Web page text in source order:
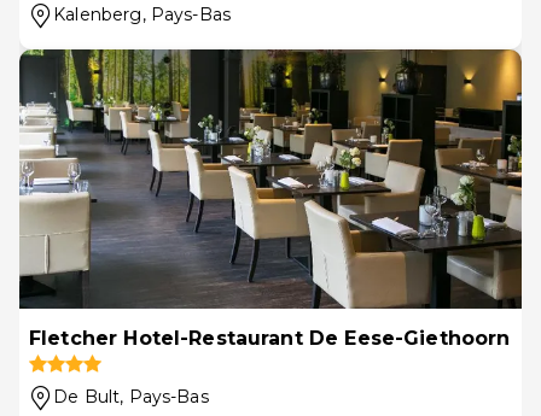
Kalenberg, Pays-Bas
Fletcher Hotel-Restaurant De Eese-Giethoorn
De Bult, Pays-Bas